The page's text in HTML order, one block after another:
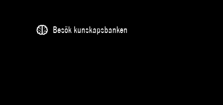
Besök kunskapsbanken